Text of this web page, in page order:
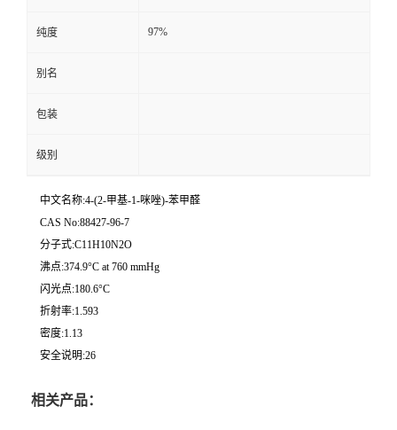
纯度 97%
别名
包装
级别
中文名称:4-(2-甲基-1-咪唑)-苯甲醛
CAS No:88427-96-7
分子式:C11H10N2O
沸点:374.9°C at 760 mmHg
闪光点:180.6°C
折射率:1.593
密度:1.13
安全说明:26
相关产品：